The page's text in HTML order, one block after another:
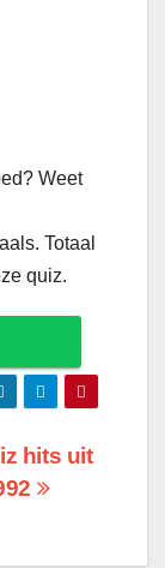
Weet
Totaal
quiz.
hits uit